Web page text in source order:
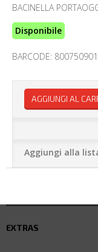
BACINELLA
Disponibile
BARCODE:
AGGIUNGI AL
Aggiungi alla
EXTRAS